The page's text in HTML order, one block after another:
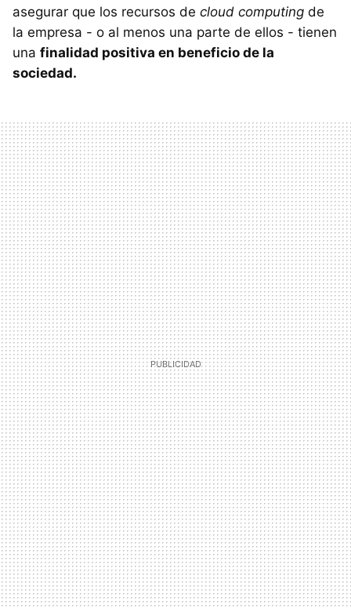
asegurar que los recursos de cloud computing de
la empresa - o al menos una parte de ellos - tienen
una finalidad positiva en beneficio de la
sociedad.